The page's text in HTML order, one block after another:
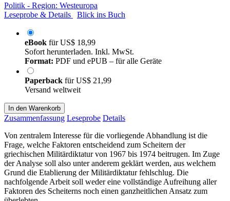
Politik - Region: Westeuropa
Leseprobe & Details
Blick ins Buch
eBook fürUS$ 18,99
Sofort herunterladen. Inkl. MwSt.
Format: PDF und ePUB – für alle Geräte
Paperback fürUS$ 21,99
Versand weltweit
In den Warenkorb
Zusammenfassung Leseprobe Details
Von zentralem Interesse für die vorliegende Abhandlung ist die
Frage, welche Faktoren entscheidend zum Scheitern der
griechischen Militärdiktatur von 1967 bis 1974 beitrugen. Im Zuge
der Analyse soll also unter anderem geklärt werden, aus welchem
Grund die Etablierung der Militärdiktatur fehlschlug. Die
nachfolgende Arbeit soll weder eine vollständige Aufreihung aller
Faktoren des Scheiterns noch einen ganzheitlichen Ansatz zum